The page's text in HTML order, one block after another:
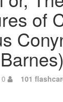
of
0 101